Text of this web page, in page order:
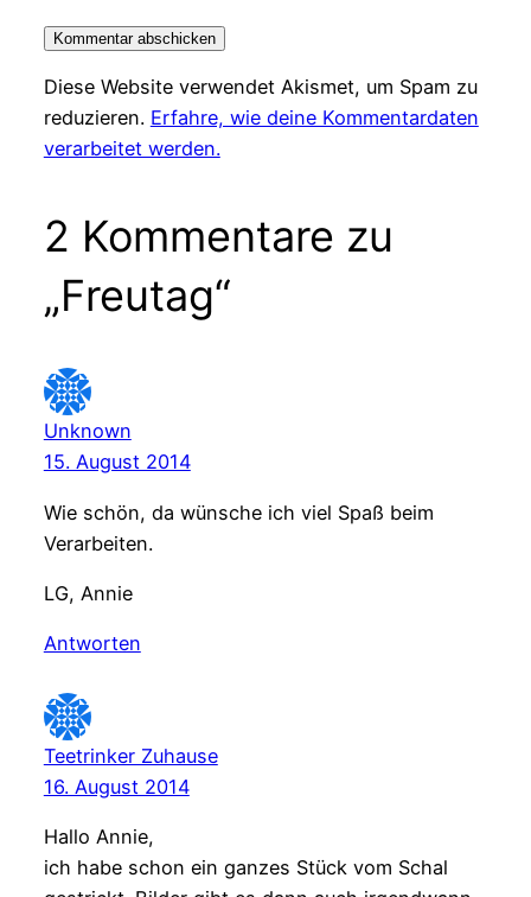
Diese Website verwendet Akismet, um Spam zu
reduzieren. Erfahre, wie deine Kommentardaten
verarbeitet werden.
2 Kommentare zu
„Freutag“
Unknown
15. August 2014
Wie schön, da wünsche ich viel Spaß beim
Verarbeiten.
LG, Annie
Antworten
Teetrinker Zuhause
16. August 2014
Hallo Annie,
ich habe schon ein ganzes Stück vom Schal